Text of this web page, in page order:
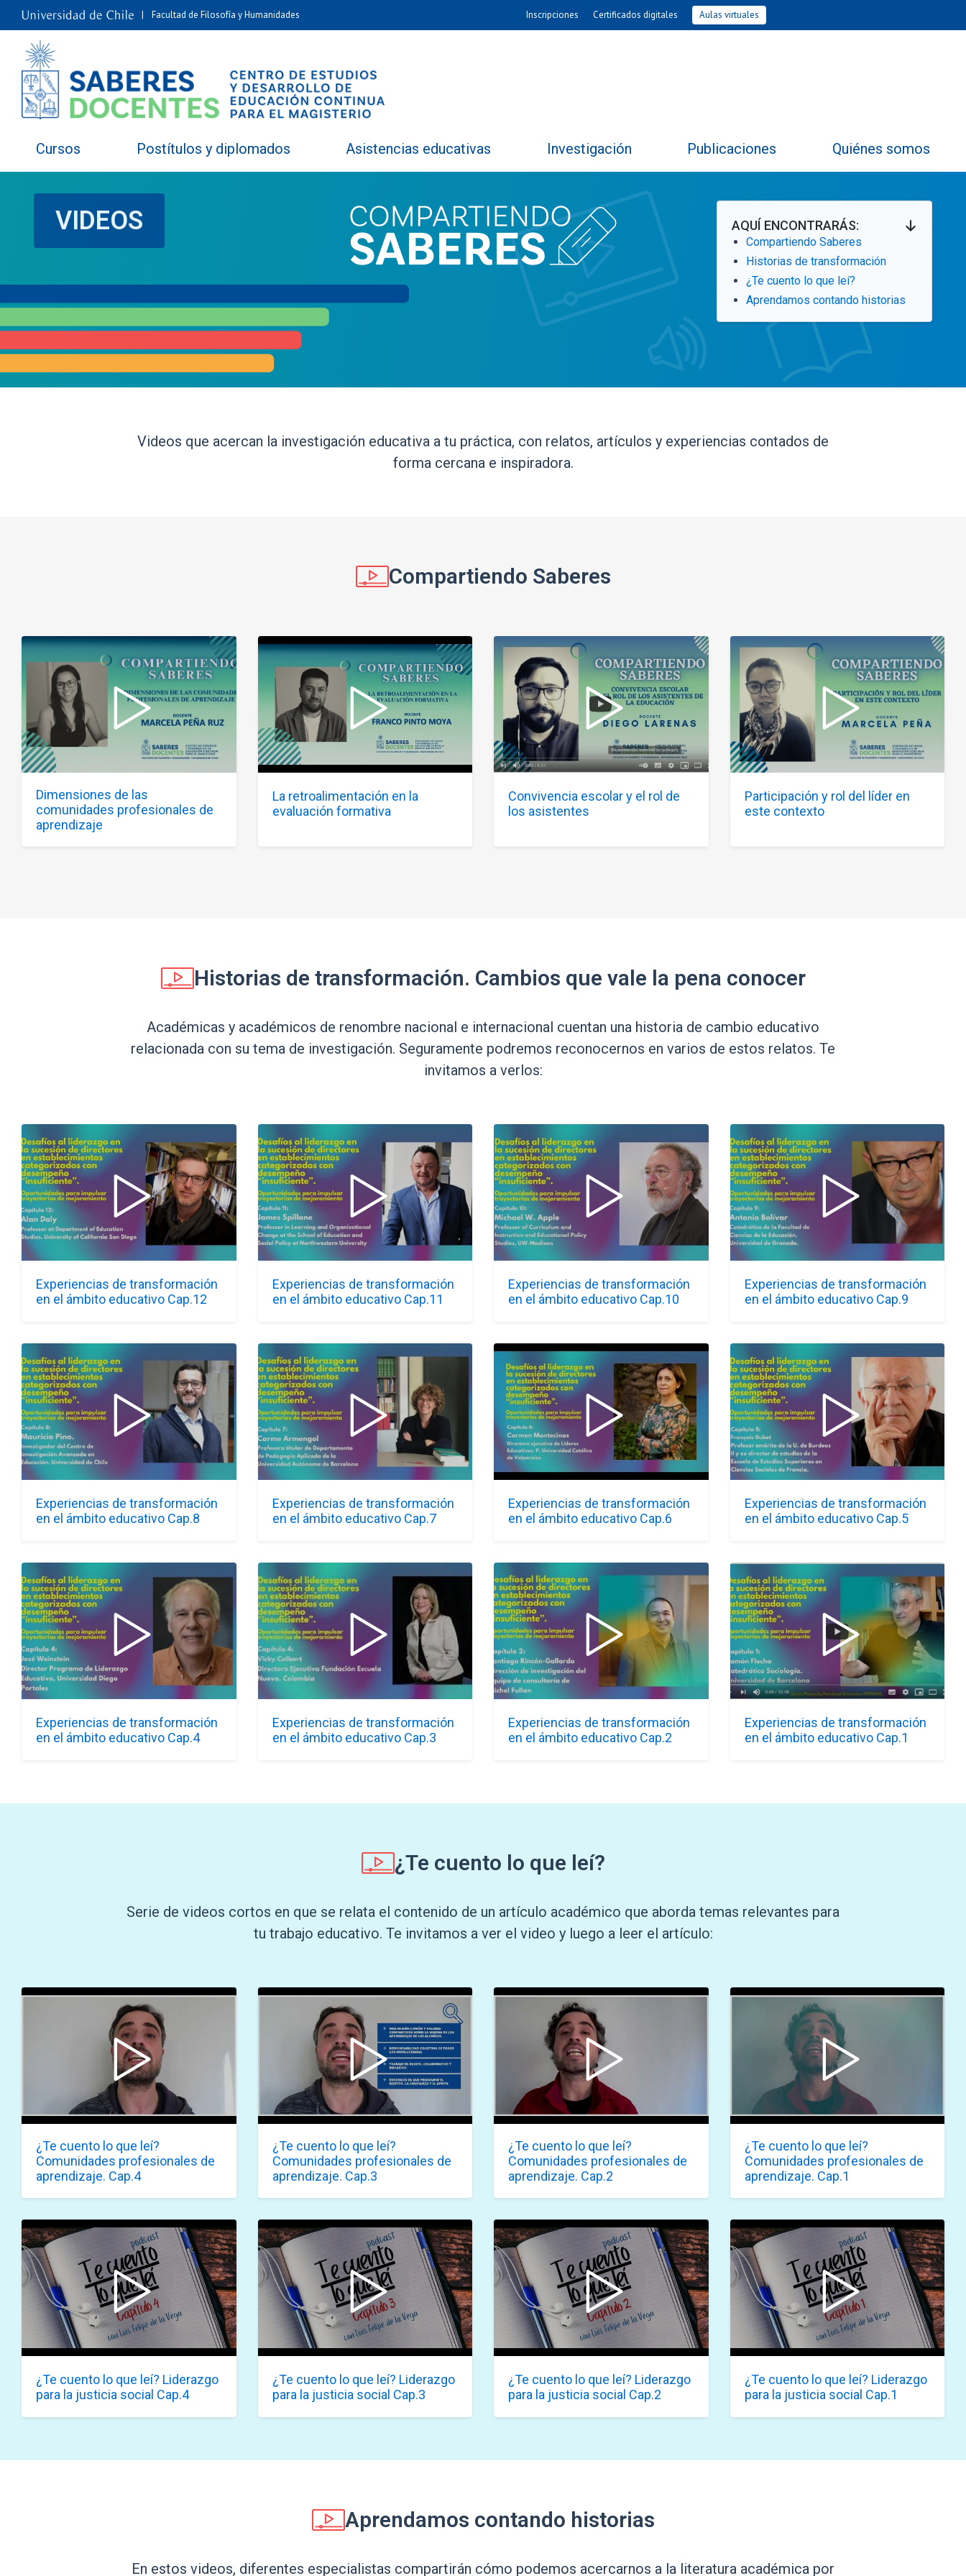
Facultad de Filosofía y Humanidades Inscripciones Certificados digitales Aulas virtuales
Cursos Postítulos y diplomados Asistencias educativas Investigación Publicaciones Quiénes somos
VIDEOS AQUÍ ENCONTRARÁS:
Compartiendo Saberes
Historias de transformación
¿Te cuento lo que leí?
Aprendamos contando historias
Videos que acercan la investigación educativa a tu práctica, con relatos, artículos y experiencias contados de
forma cercana e inspiradora.
Compartiendo Saberes
Dimensiones de las
comunidades profesionales de
aprendizaje
La retroalimentación en la
evaluación formativa
Convivencia escolar y el rol de
los asistentes
Participación y rol del líder en
este contexto
Historias de transformación. Cambios que vale la pena conocer
Académicas y académicos de renombre nacional e internacional cuentan una historia de cambio educativo
relacionada con su tema de investigación. Seguramente podremos reconocernos en varios de estos relatos. Te
invitamos a verlos:
Experiencias de transformación
en el ámbito educativo Cap.12
Experiencias de transformación
en el ámbito educativo Cap.11
Experiencias de transformación
en el ámbito educativo Cap.10
Experiencias de transformación
en el ámbito educativo Cap.9
Experiencias de transformación
en el ámbito educativo Cap.8
Experiencias de transformación
en el ámbito educativo Cap.7
Experiencias de transformación
en el ámbito educativo Cap.6
Experiencias de transformación
en el ámbito educativo Cap.5
Experiencias de transformación
en el ámbito educativo Cap.4
Experiencias de transformación
en el ámbito educativo Cap.3
Experiencias de transformación
en el ámbito educativo Cap.2
Experiencias de transformación
en el ámbito educativo Cap.1
¿Te cuento lo que leí?
Serie de videos cortos en que se relata el contenido de un artículo académico que aborda temas relevantes para
tu trabajo educativo. Te invitamos a ver el video y luego a leer el artículo:
¿Te cuento lo que leí?
Comunidades profesionales de
aprendizaje. Cap.4
¿Te cuento lo que leí?
Comunidades profesionales de
aprendizaje. Cap.3
¿Te cuento lo que leí?
Comunidades profesionales de
aprendizaje. Cap.2
¿Te cuento lo que leí?
Comunidades profesionales de
aprendizaje. Cap.1
¿Te cuento lo que leí? Liderazgo
para la justicia social Cap.4
¿Te cuento lo que leí? Liderazgo
para la justicia social Cap.3
¿Te cuento lo que leí? Liderazgo
para la justicia social Cap.2
¿Te cuento lo que leí? Liderazgo
para la justicia social Cap.1
Aprendamos contando historias
En estos videos, diferentes especialistas compartirán cómo podemos acercarnos a la literatura académica por